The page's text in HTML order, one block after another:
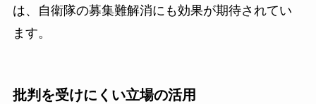
は、自衛隊の募集難解消にも効果が期待されてい
ます。
批判を受けにくい立場の活用